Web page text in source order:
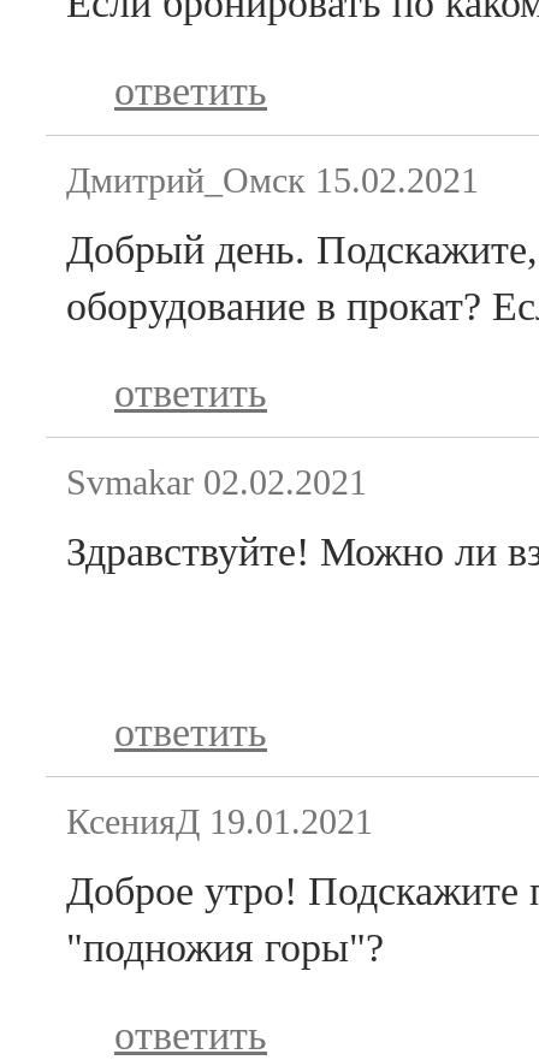
ответить
Дмитрий_Омск 15.02.2021
Добрый день.
оборудование в прокат?
ответить
Svmakar 02.02.2021
Здравствуйте! Можно ли
ответить
КсенияД 19.01.2021
Доброе утро! Подскажите
"подножия горы"?
ответить